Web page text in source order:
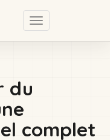
Toggle
du
complet